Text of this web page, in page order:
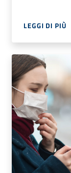
LEGGI DI PIÙ